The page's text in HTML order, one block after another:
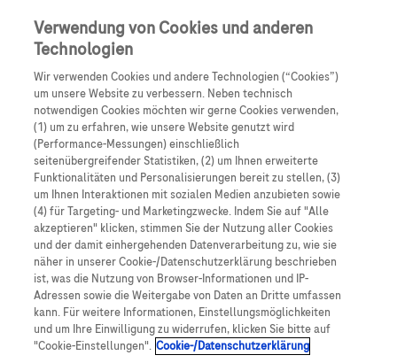
Skip to main content 0
Produkte Artikel
Es tut uns leid, aber es gibt keine Ergebnisse für:
Über Roche
Impressum
Rechtliche Hinweise
Datenschutz
Verwendung von Cookies und anderen
Technologien
Wir verwenden Cookies und andere Technologien (“Cookies”)
um unsere Website zu verbessern. Neben technisch
notwendigen Cookies möchten wir gerne Cookies verwenden,
(1) um zu erfahren, wie unsere Website genutzt wird
(Performance-Messungen) einschließlich
seitenübergreifender Statistiken, (2) um Ihnen erweiterte
Funktionalitäten und Personalisierungen bereit zu stellen, (3)
um Ihnen Interaktionen mit sozialen Medien anzubieten sowie
(4) für Targeting- und Marketingzwecke. Indem Sie auf "Alle
akzeptieren" klicken, stimmen Sie der Nutzung aller Cookies
und der damit einhergehenden Datenverarbeitung zu, wie sie
näher in unserer Cookie-/Datenschutzerklärung beschrieben
ist, was die Nutzung von Browser-Informationen und IP-
Adressen sowie die Weitergabe von Daten an Dritte umfassen
kann. Für weitere Informationen, Einstellungsmöglichkeiten
und um Ihre Einwilligung zu widerrufen, klicken Sie bitte auf
"Cookie-Einstellungen". Cookie-/Datenschutzerklärung